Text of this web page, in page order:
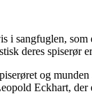
sangfuglen,
deres spiserør
og
Eckhart,